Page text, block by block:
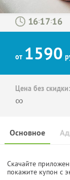
: :
от 1590
Цена без скидки:
∞
Основное
Скачайте
покажите купон с